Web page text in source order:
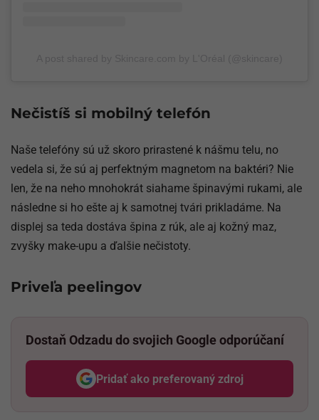
Nečistíš si mobilný telefón
Naše telefóny sú už skoro prirastené k nášmu telu, no
vedela si, že sú aj perfektným magnetom na baktéri? Nie
len, že na neho mnohokrát siahame špinavými rukami, ale
následne si ho ešte aj k samotnej tvári prikladáme. Na
displej sa teda dostáva špina z rúk, ale aj kožný maz,
zvyšky make-upu a ďalšie nečistoty.
Priveľa peelingov
Dostaň Odzadu do svojich Google odporúčaní
Pridať ako preferovaný zdroj
Odzadu, odkaz sa otvorí v